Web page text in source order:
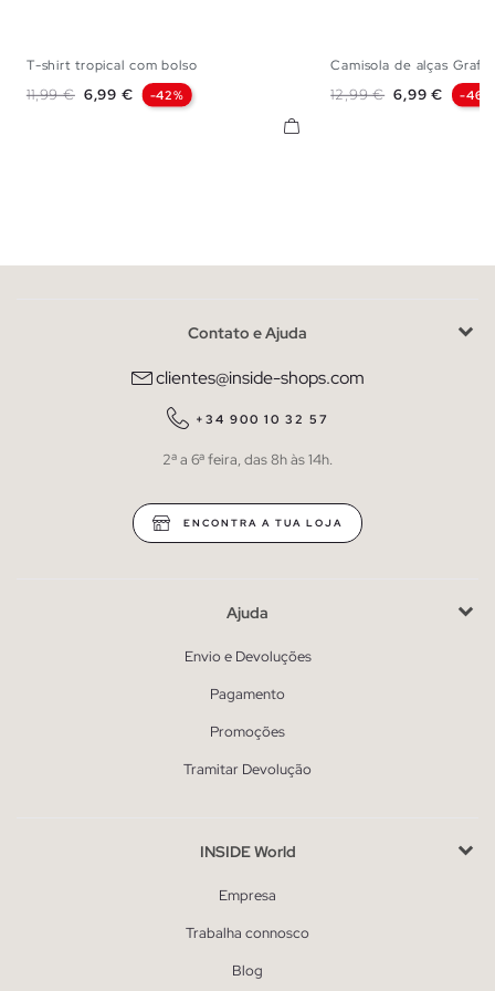
T-shirt tropical com bolso
Preço normal
11,99 € Preço
6,99 € -42%
Camisola de alças
Preço normal
12,99 € Preço
6,99 € -46%
Contato e Ajuda
clientes@inside-shops.com
+34 900 10 32 57
2ª a 6ª feira, das 8h às 14h.
ENCONTRA A TUA LOJA
Ajuda
Envio e Devoluções
Pagamento
Promoções
Tramitar Devolução
INSIDE World
Empresa
Trabalha connosco
Blog